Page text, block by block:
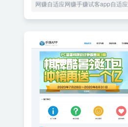
网赚自适应网赚手赚试客app自适应